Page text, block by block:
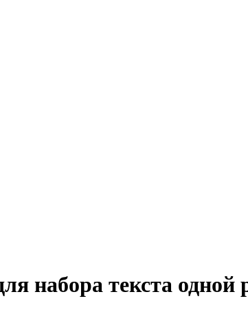
набора текста одной